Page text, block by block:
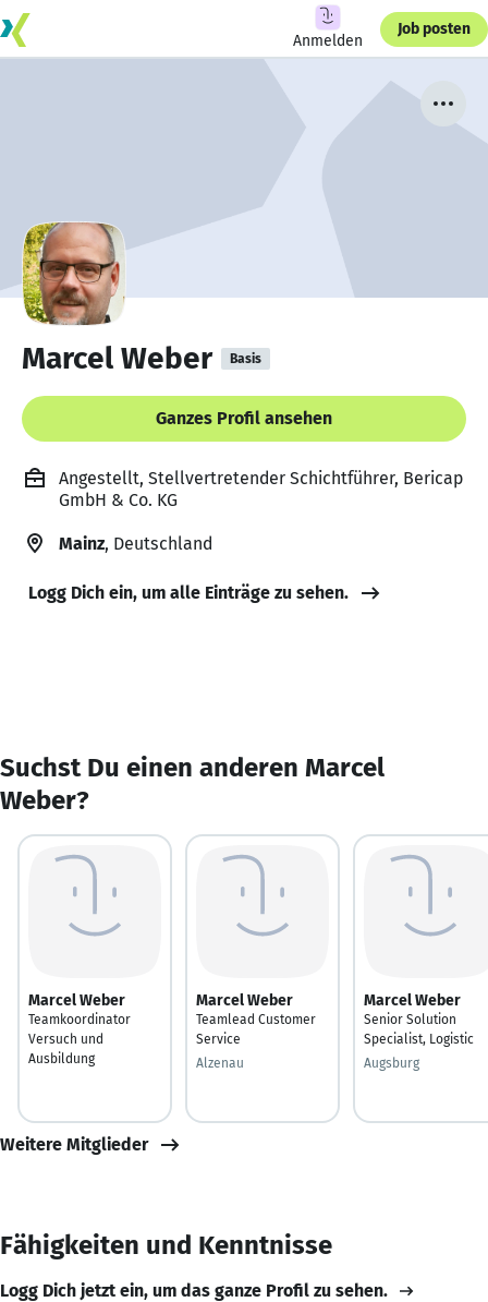
Anmelden
Job posten
Marcel Weber Basis
Ganzes Profil ansehen
Angestellt, Stellvertretender Schichtführer, Bericap
GmbH & Co. KG
Mainz, Deutschland
Logg Dich ein, um alle Einträge zu sehen.
Suchst Du einen anderen Marcel
Weber?
Marcel Weber
Teamkoordinator
Versuch und
Ausbildung
Marcel Weber
Teamlead Customer
Service
Alzenau
Marcel Weber
Senior Solution
Specialist, Logistic
Augsburg
Weitere Mitglieder
Fähigkeiten und Kenntnisse
Logg Dich jetzt ein, um das ganze Profil zu sehen.